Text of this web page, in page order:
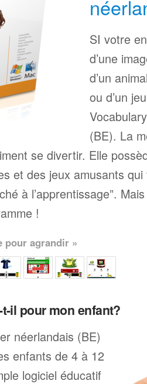
SI votre
d’une
d’un
ou d’un
(BE). La
se divertir. Elle
et des jeux amusants
à l’apprentissage”.
!
pour agrandir »
il pour mon enfant?
néerlandais (BE)
enfants de 4 à 12
logiciel éducatif